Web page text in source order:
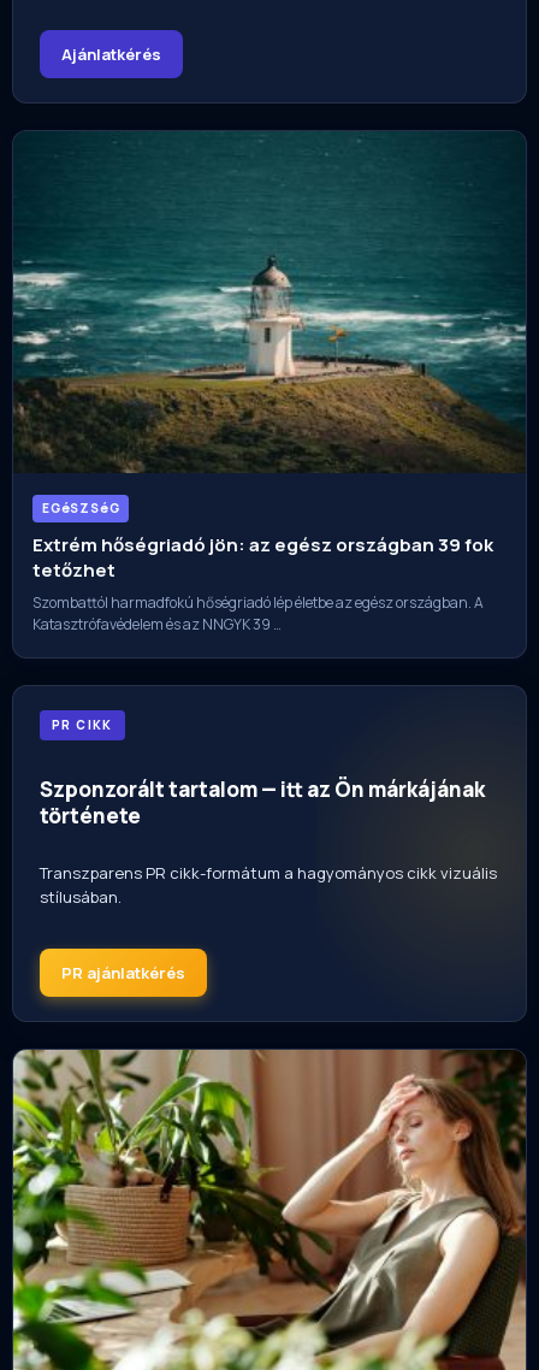
Ajánlatkérés
EGéSZSéG
Extrém hőségriadó jön: az egész országban 39 fok
tetőzhet
Szombattól harmadfokú hőségriadó lép életbe az egész országban. A
Katasztrófavédelem és az NNGYK 39 …
PR CIKK
Szponzorált tartalom — itt az Ön márkájának
története
Transzparens PR cikk-formátum a hagyományos cikk vizuális
stílusában.
PR ajánlatkérés